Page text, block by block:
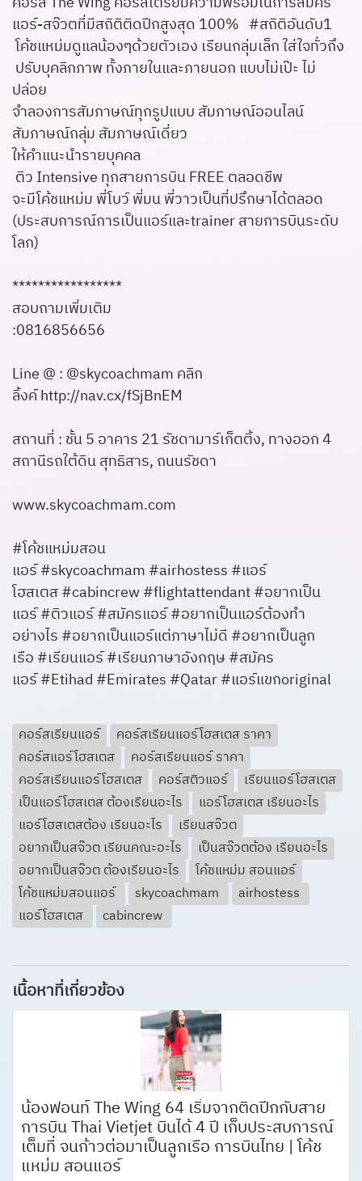
แอร์-สจ๊วตที่มีสถิติติดปีกสูงสุด 100% #สถิติอันดับ1
โค้ชแหม่มดูแลน้องๆด้วยตัวเอง เรียนกลุ่มเล็ก ใส่ใจทั่วถึง
ปรับบุคลิกภาพ ทั้งภายในและภายนอก แบบไม่เป๊ะ ไม่
ปล่อย
จำลองการสัมภาษณ์ทุกรูปแบบ สัมภาษณ์ออนไลน์
สัมภาษณ์กลุ่ม สัมภาษณ์เดี่ยว
ให้คำแนะนำรายบุคคล
ติว Intensive ทุกสายการบิน FREE ตลอดชีพ
จะมีโค้ชแหม่ม พี่โบว์ พี่มน พี่วาวเป็นที่ปรึกษาได้ตลอด
(ประสบการณ์การเป็นแอร์และtrainer สายการบินระดับ
โลก)
*****************
สอบถามเพิ่มเติม
:0816856656
Line @ : @skycoachmam คลิก
ลิ้งค์http://nav.cx/fSjBnEM
สถานที่ : ชั้น 5 อาคาร 21 รัชดามาร์เก็ตติ้ง, ทางออก 4
สถานีรถใต้ดิน สุทธิสาร, ถนนรัชดา
www.skycoachmam.com
#โค้ชแหม่มสอน
แอร์ #skycoachmam #airhostess #แอร์
โฮสเตส #cabincrew #flightattendant #อยากเป็น
แอร์ #ติวแอร์ #สมัครแอร์ #อยากเป็นแอร์ต้องทำ
อย่างไร #อยากเป็นแอร์แต่ภาษาไม่ดี #อยากเป็นลูก
เรือ #เรียนแอร์ #เรียนภาษาอังกฤษ #สมัคร
แอร์ #Etihad #Emirates #Qatar #แอร์แขกoriginal
คอร์สเรียนแอร์
คอร์สเรียนแอร์โฮสเตส ราคา
คอร์สแอร์โฮสเตส
คอร์สเรียนแอร์ ราคา
คอร์สเรียนแอร์โฮสเตส
คอร์สติวแอร์
เรียนแอร์โฮสเตส
เป็นแอร์โฮสเตส ต้องเรียนอะไร
แอร์โฮสเตส เรียนอะไร
แอร์โฮสเตสต้อง เรียนอะไร
เรียนสจ๊วต
อยากเป็นสจ๊วต เรียนคณะอะไร
เป็นสจ๊วตต้อง เรียนอะไร
อยากเป็นสจ๊วต ต้องเรียนอะไร
โค้ชแหม่ม สอนแอร์
โค้ชแหม่มสอนแอร์
skycoachmam
airhostess
แอร์โฮสเตส
cabincrew
เนื้อหาที่เกี่ยวข้อง
น้องฟอนท์ The Wing 64 เริ่มจากติดปีกกับสาย
การบิน Thai Vietjet บินได้ 4 ปี เก็บประสบการณ์
เต็มที่ จนก้าวต่อมาเป็นลูกเรือ การบินไทย | โค้ช
แหม่ม สอนแอร์